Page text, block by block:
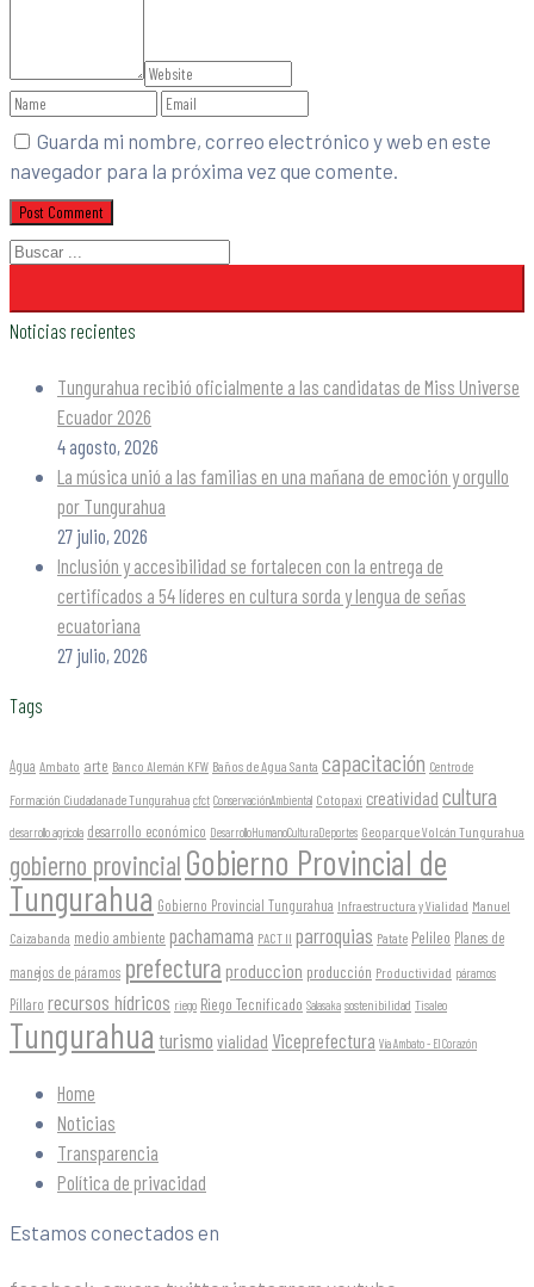
Guarda mi nombre, correo electrónico y web en este
navegador para la próxima vez que comente.
Noticias recientes
Tungurahua recibió oficialmente a las candidatas de Miss Universe
Ecuador 2026
4 agosto, 2026
La música unió a las familias en una mañana de emoción y orgullo
por Tungurahua
27 julio, 2026
Inclusión y accesibilidad se fortalecen con la entrega de
certificados a 54 líderes en cultura sorda y lengua de señas
ecuatoriana
27 julio, 2026
Tags
Agua Ambato arte Banco Alemán KFW Baños de Agua Santa capacitación Centro de
Formación Ciudadana de Tungurahua cfct ConservaciónAmbiental Cotopaxi creatividad cultura
desarrollo agrícola desarrollo económico DesarrolloHumanoCulturaDeportes Geoparque Volcán Tungurahua
gobierno provincial Gobierno Provincial de
Tungurahua Gobierno Provincial Tungurahua Infraestructura y Vialidad Manuel
Caizabanda medio ambiente pachamama PACT II parroquias Patate Pelileo Planes de
manejos de páramos prefectura produccion producción Productividad páramos
Píllaro recursos hídricos riego Riego Tecnificado Salasaka sostenibilidad Tisaleo
Tungurahua turismo vialidad Viceprefectura Vía Ambato - El Corazón
Home
Noticias
Transparencia
Política de privacidad
Estamos conectados en